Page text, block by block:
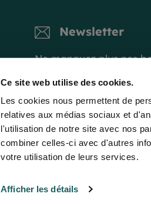
Ce site web utilise des cookies.
Les cookies nous permettent de
relatives aux médias sociaux et
l'utilisation de notre site avec nos
combiner celles-ci avec d'autres
votre utilisation de leurs services.
Afficher les détails
Newsletter
Ne manquez plus nos